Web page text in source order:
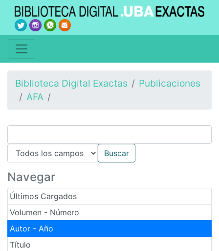
Biblioteca Digital Exactas
Publicaciones
AFA
Navegar
Últimos Cargados
Volumen - Número
Autor - Año
Título